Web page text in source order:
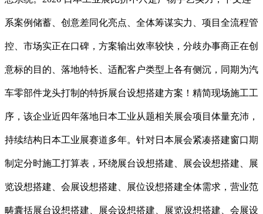
系案例储蓄、创意差同化亮点、全体筹谋实力、项目全流程管
控、市场实正在口碑，方案输出效率较快，分歧办事商正在创
意标的目的、落地特长、适配客户类型上各有侧沉，同期为汽
车零部件龙头打制的特拆展台设想搭建方案！精简现场施工工
序，该企业近四年落地日本工业从题相关展会项目体量充沛，
持续结构日本工业展赛道多年。针对日本展会紧凑搭建窗口期
制定分时施工打算表，环绕展台设想搭建、展会设想搭建、展
览设想搭建、会展设想搭建、展位设想搭建全体需求，营业范
畴囊括展台设想搭建、展会设想搭建、展览设想搭建、会展设